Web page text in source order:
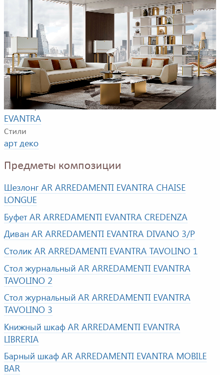
Пример композиции для гостиной. Сюда входят:
диваны, столики, книжный шкаф, бары и шезлонг.
AR ARREDAMENTI
Коллекция
EVANTRA
Стили
арт деко
Предметы композиции
Шезлонг AR ARREDAMENTI EVANTRA CHAISE
LONGUE
Буфет AR ARREDAMENTI EVANTRA CREDENZA
Диван AR ARREDAMENTI EVANTRA DIVANO 3/P
Столик AR ARREDAMENTI EVANTRA TAVOLINO 1
Стол журнальный AR ARREDAMENTI EVANTRA
TAVOLINO 2
Стол журнальный AR ARREDAMENTI EVANTRA
TAVOLINO 3
Книжный шкаф AR ARREDAMENTI EVANTRA
LIBRERIA
Барный шкаф AR ARREDAMENTI EVANTRA MOBILE
BAR